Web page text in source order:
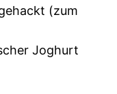
(zum
Joghurt